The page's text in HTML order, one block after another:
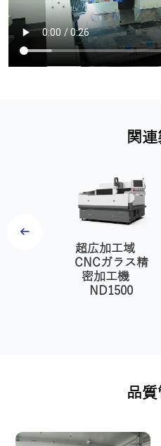
関
超広加工域
CNCガラス精
密加工機
ND1500
品